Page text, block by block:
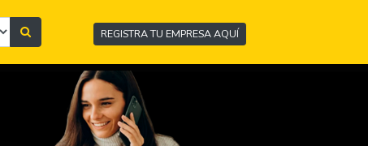
REGISTRA TU EMPRESA AQUÍ